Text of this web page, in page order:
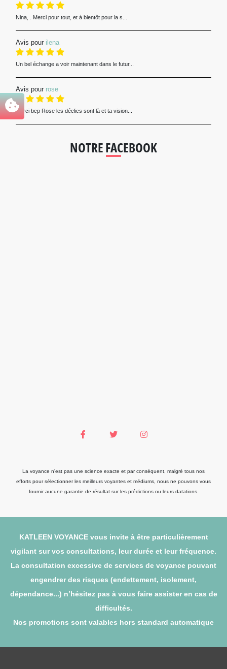
Nina, . Merci pour tout, et à bientôt pour la s...
Avis pour ilena
Un bel échange a voir maintenant dans le futur...
Avis pour rose
Merci bcp Rose les déclics sont là et ta vision...
NOTRE FACEBOOK
La voyance n'est pas une science exacte et par conséquent, malgré tous nos
efforts pour sélectionner les meilleurs voyantes et médiums, nous ne pouvons vous
fournir aucune garantie de résultat sur les prédictions ou leurs datations.
KATLEEN VOYANCE vous invite à être particulièrement
vigilant sur vos consultations, leur durée et leur fréquence.
La consultation excessive de services de voyance pouvant
engendrer des risques (endettement, isolement,
dépendance...) n’hésitez pas à vous faire assister en cas de
difficultés.
Nos promotions sont valables hors standard automatique